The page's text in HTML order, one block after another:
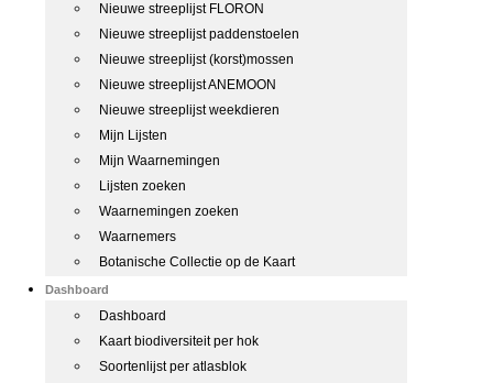
Nieuwe streeplijst FLORON
Nieuwe streeplijst paddenstoelen
Nieuwe streeplijst (korst)mossen
Nieuwe streeplijst ANEMOON
Nieuwe streeplijst weekdieren
Mijn Lijsten
Mijn Waarnemingen
Lijsten zoeken
Waarnemingen zoeken
Waarnemers
Botanische Collectie op de Kaart
Dashboard
Dashboard
Kaart biodiversiteit per hok
Soortenlijst per atlasblok